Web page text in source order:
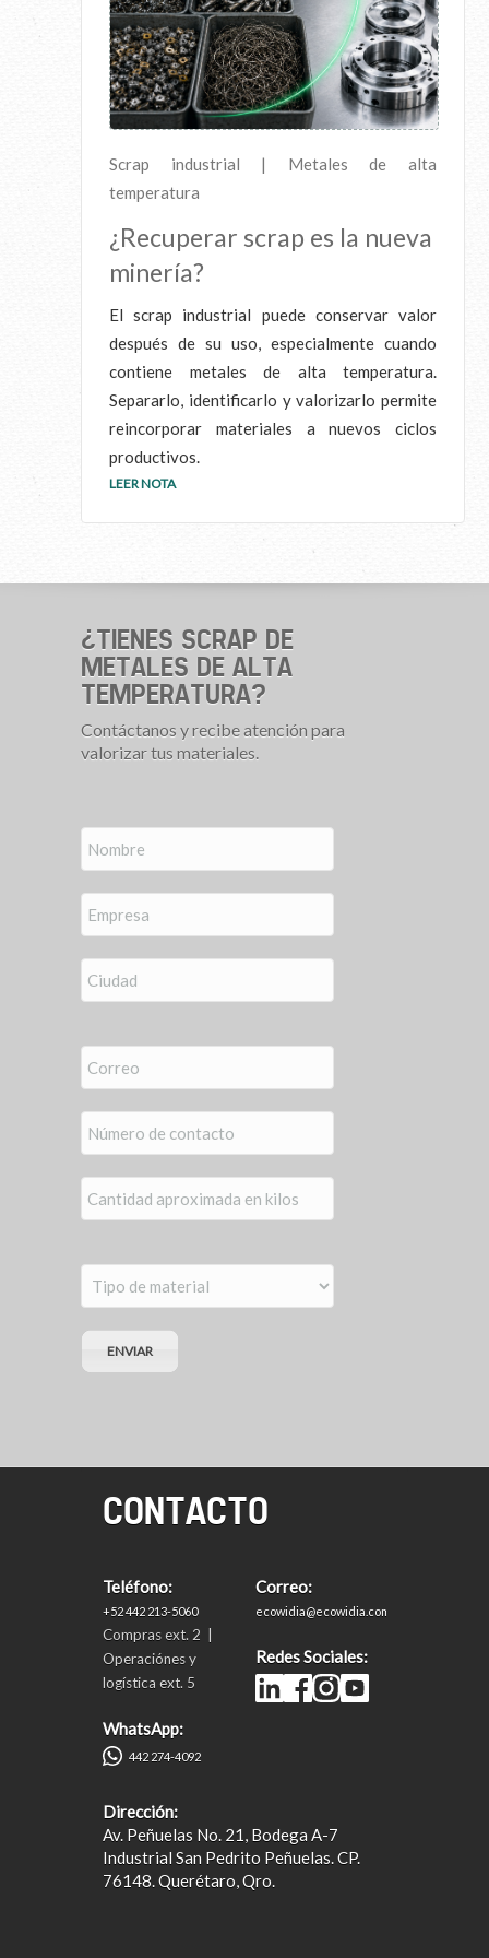
Scrap industrial | Metales de alta
temperatura
¿Recuperar scrap es la nueva
minería?
El scrap industrial puede conservar valor
después de su uso, especialmente cuando
contiene metales de alta temperatura.
Separarlo, identificarlo y valorizarlo permite
reincorporar materiales a nuevos ciclos
productivos.
LEER NOTA
¿TIENES SCRAP DE
METALES DE ALTA
TEMPERATURA?
Contáctanos y recibe atención para
valorizar tus materiales.
CONTACTO
Teléfono:
+52 442 213-5060
Compras ext. 2 |
Operaciónes y
logística ext. 5
WhatsApp:
442 274-4092
Correo:
ecowidia@ecowidia.com
Redes Sociales:
Dirección:
Av. Peñuelas No. 21, Bodega A-7
Industrial San Pedrito Peñuelas. CP.
76148. Querétaro, Qro.